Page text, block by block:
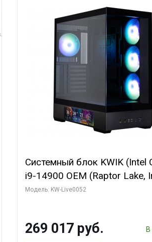
Системный блок KWIK (Intel
i9-14900 OEM (Raptor Lake,
C24 16EC/8PC// 64 ГБ ОЗУ (2
256bit 3xDP HD/ 512 ГБ
Модель: KW-Live0052
269 017 руб.